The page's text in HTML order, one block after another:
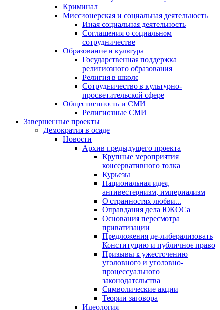
Криминал
Миссионерская и социальная деятельность
Иная социальная деятельность
Соглашения о социальном
сотрудничестве
Образование и культура
Государственная поддержка
религиозного образования
Религия в школе
Сотрудничество в культурно-
просветительской сфере
Общественность и СМИ
Религиозные СМИ
Завершенные проекты
Демократия в осаде
Новости
Архив предыдущего проекта
Крупные мероприятия
консервативного толка
Курьезы
Национальная идея,
антивестернизм, империализм
О странностях любви...
Оправдания дела ЮКОСа
Основания пересмотра
приватизации
Предложения де-либерализовать
Конституцию и публичное право
Призывы к ужесточению
уголовного и уголовно-
процессуального
законодательства
Символические акции
Теории заговора
Идеология